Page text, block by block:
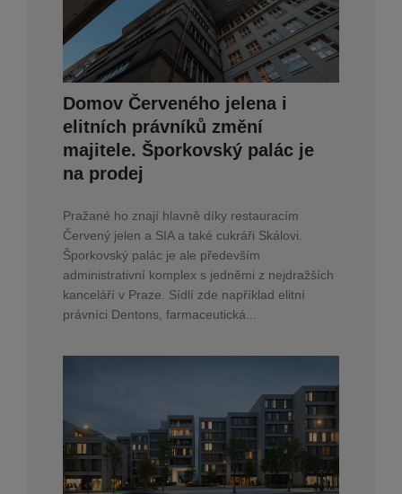
Domov Červeného jelena i
elitních právníků změní
majitele. Šporkovský palác je
na prodej
Pražané ho znají hlavně díky restauracím
Červený jelen a SIA a také cukráři Skálovi.
Šporkovský palác je ale především
administrativní komplex s jedněmi z nejdražších
kanceláří v Praze. Sídlí zde například elitní
právníci Dentons, farmaceutická...